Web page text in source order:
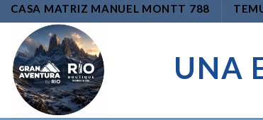
Skip
to
content
CASA MATRIZ MANUEL MONTT 788
UNA